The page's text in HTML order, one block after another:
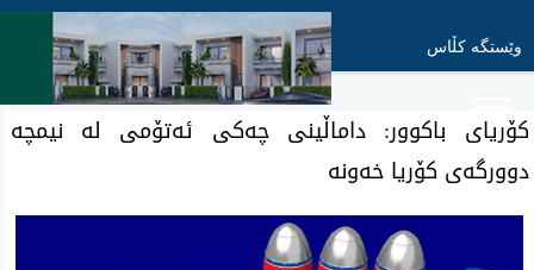
وێستگە کڵاس
كۆریای باكوور: داماڵینی چه‌كی ئه‌تۆمی له‌ نیمچه‌
دوورگه‌ی كۆریا خه‌ونه‌